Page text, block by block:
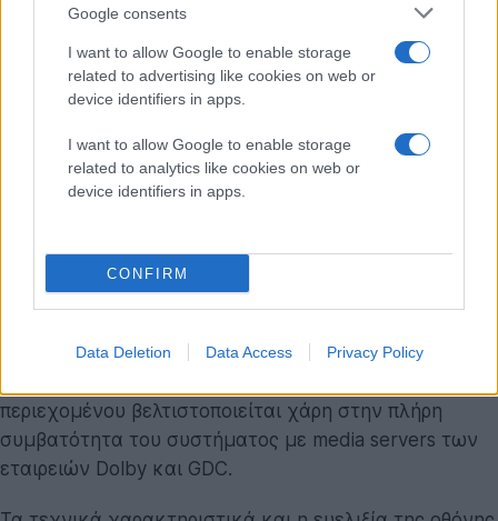
Google consents
I want to allow Google to enable storage
related to advertising like cookies on web or
device identifiers in apps.
I want to allow Google to enable storage
related to analytics like cookies on web or
device identifiers in apps.
CONFIRM
Data Deletion Data Access Privacy Policy
14 μέτρα, η αρχιτεκτονική του συστήματος επιτρέπει
την επέκταση της επιφάνειας της οθόνης έως και τα
20 μέτρα. Αυτό πρακτικά σημαίνει την
υπερδιπλασίαση της συνολικής επιφάνειας προβολής,
μια διαδικασία που επιτυγχάνεται μέσω της
προσθήκης μεμονωμένων πάνελ LED τόσο στα πλάγια
όσο και στο κάτω μέρος της κεντρικής διάταξης,
Όσον αφορά τις κινηματογραφικές αναλογίες, η νέα
scope (2.39:1) όσο και flat (1.85:1). Παράλληλα, η
περιεχομένου βελτιστοποιείται χάρη στην πλήρη
συμβατότητα του συστήματος με media servers των
εταιρειών Dolby και GDC.